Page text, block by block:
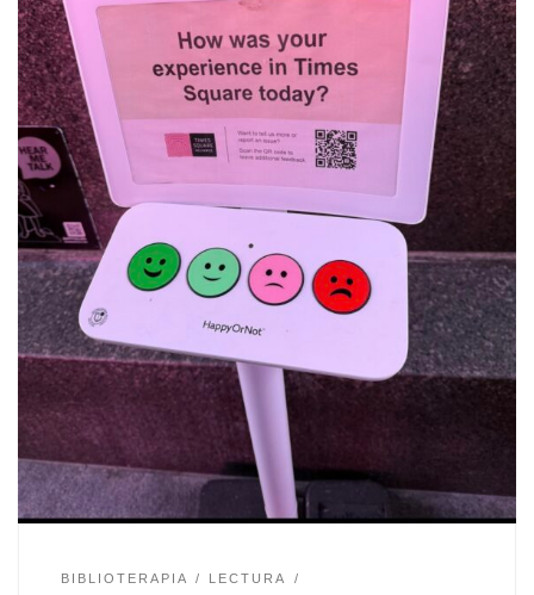
BIBLIOTERAPIA
LECTURA